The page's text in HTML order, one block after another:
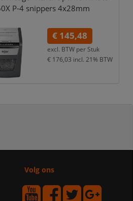
P-4 snippers 4x28mm
€ 145,48
excl. BTW per Stuk
€ 176,03 incl. 21% BTW
Volg ons